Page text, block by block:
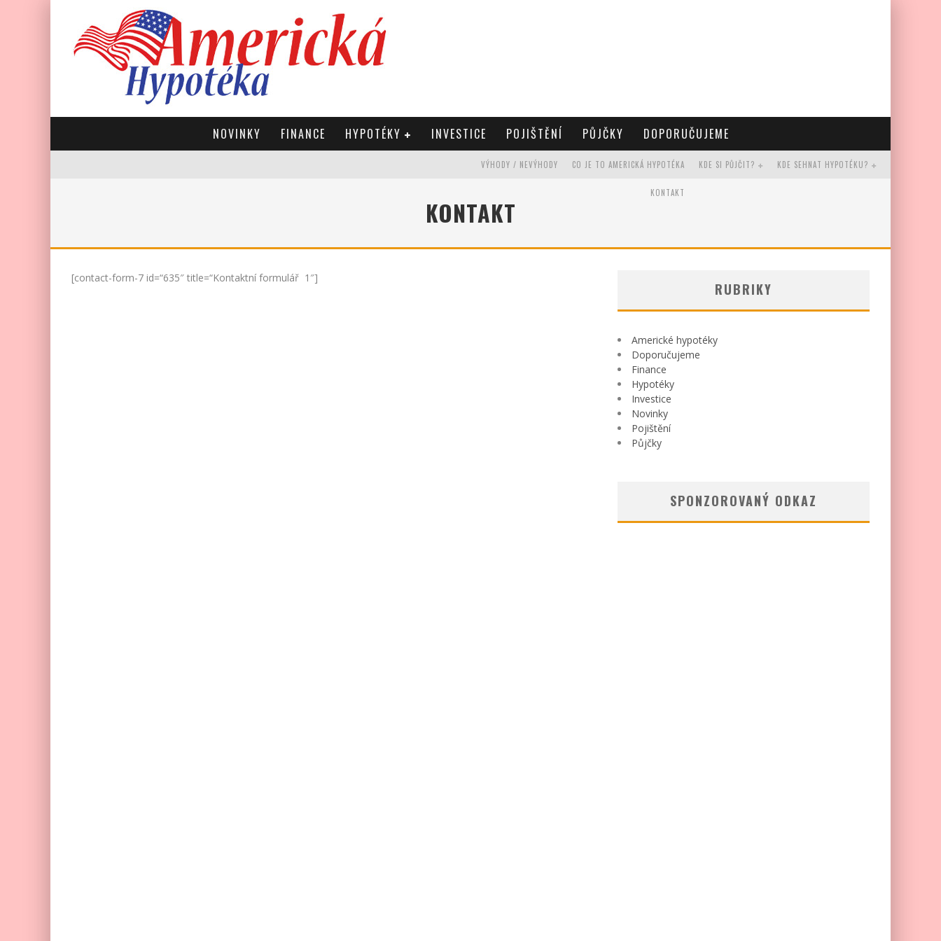
NOVINKY FINANCE HYPOTÉKY INVESTICE POJIŠTĚNÍ PŮJČKY DOPORUČUJEME
KDE SEHNAT HYPOTÉKU?
KDE SI PŮJČIT?
CO JE TO AMERICKÁ HYPOTÉKA
VÝHODY / NEVÝHODY
KONTAKT
KONTAKT
[contact-form-7 id=“635″ title=“Kontaktní formulář 1″]
RUBRIKY
Americké hypotéky
Doporučujeme
Finance
Hypotéky
Investice
Novinky
Pojištění
Půjčky
SPONZOROVANÝ ODKAZ